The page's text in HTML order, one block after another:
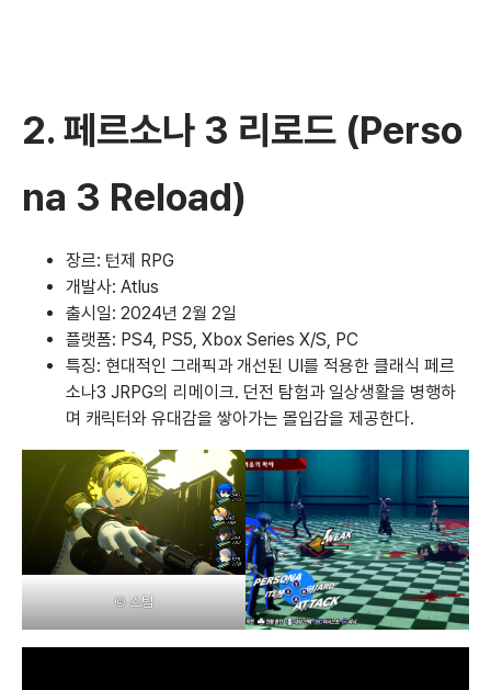
2. 페르소나 3 리로드 (Perso
na 3 Reload)
장르: 턴제 RPG
개발사: Atlus
출시일: 2024년 2월 2일
플랫폼: PS4, PS5, Xbox Series X/S, PC
특징: 현대적인 그래픽과 개선된 UI를 적용한 클래식 페르
소나3 JRPG의 리메이크. 던전 탐험과 일상생활을 병행하
며 캐릭터와 유대감을 쌓아가는 몰입감을 제공한다.
©스팀